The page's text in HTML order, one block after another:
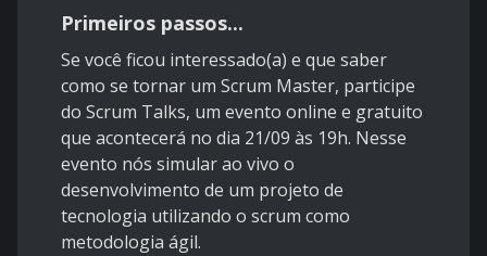
Primeiros passos...
Se você ficou interessado(a) e que saber
como se tornar um Scrum Master, participe
do Scrum Talks, um evento online e gratuito
que acontecerá no dia 21/09 às 19h. Nesse
evento nós simular ao vivo o
desenvolvimento de um projeto de
tecnologia utilizando o scrum como
metodologia ágil.